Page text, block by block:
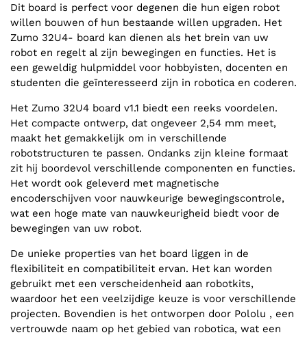
Dit board is perfect voor degenen die hun eigen robot
willen bouwen of hun bestaande willen upgraden. Het
Zumo 32U4- board kan dienen als het brein van uw
robot en regelt al zijn bewegingen en functies. Het is
een geweldig hulpmiddel voor hobbyisten, docenten en
studenten die geïnteresseerd zijn in robotica en coderen.
Het Zumo 32U4 board v1.1 biedt een reeks voordelen.
Het compacte ontwerp, dat ongeveer 2,54 mm meet,
maakt het gemakkelijk om in verschillende
robotstructuren te passen. Ondanks zijn kleine formaat
zit hij boordevol verschillende componenten en functies.
Het wordt ook geleverd met magnetische
encoderschijven voor nauwkeurige bewegingscontrole,
wat een hoge mate van nauwkeurigheid biedt voor de
bewegingen van uw robot.
De unieke properties van het board liggen in de
flexibiliteit en compatibiliteit ervan. Het kan worden
gebruikt met een verscheidenheid aan robotkits,
waardoor het een veelzijdige keuze is voor verschillende
projecten. Bovendien is het ontworpen door Pololu , een
vertrouwde naam op het gebied van robotica, wat een